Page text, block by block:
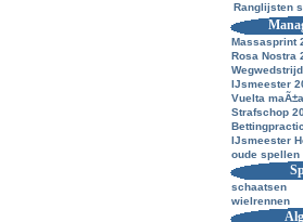
Ranglijsten
Massasprint
Rosa Nostra
IJsmeester
Vuelta
Strafschop
IJsmeester
oude spellen
schaatsen
wielrennen